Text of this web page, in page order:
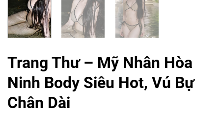
Trang Thư – Mỹ Nhân Hòa
Ninh Body Siêu Hot, Vú Bự
Chân Dài